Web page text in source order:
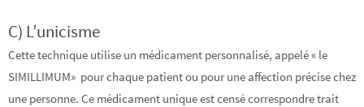
C) L’unicisme
Cette technique utilise un médicament personnalisé, appelé « le
SIMILLIMUM» pour chaque patient ou pour une affection précise chez
une personne. Ce médicament unique est censé correspondre trait